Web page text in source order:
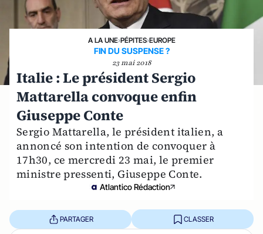
A LA UNE›PÉPITES›EUROPE
FIN DU SUSPENSE ?
23 mai 2018
Italie : Le président Sergio
Mattarella convoque enfin
Giuseppe Conte
Sergio Mattarella, le président italien, a
annoncé son intention de convoquer à
17h30, ce mercredi 23 mai, le premier
ministre pressenti, Giuseppe Conte.
Atlantico Rédaction
PARTAGER CLASSER